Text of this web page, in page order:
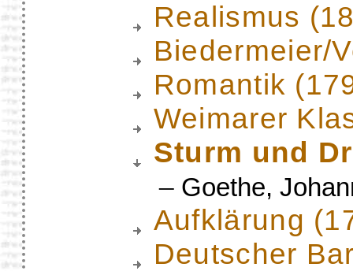
Realismus
Biedermeier/
Romantik
Weimarer
Sturm und
– Goethe,
Aufklärung
Deutscher